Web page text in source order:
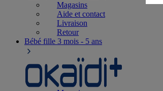
Magasins
Aide et contact
Livraison
Retour
Bébé fille 3 mois - 5 ans